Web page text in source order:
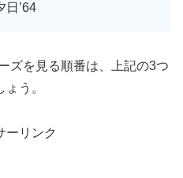
日’64
ズを見る順番は、上記の3つ
う。
ーリンク